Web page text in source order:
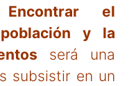
Encontrar el
y la
será una
subsistir en un